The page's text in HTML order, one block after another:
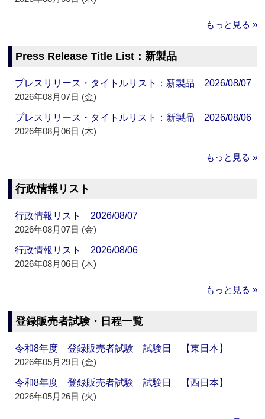
もっと見る »
Press Release Title List：新製品
プレスリリース・タイトルリスト：新製品 2026/08/07
2026年08月07日 (金)
プレスリリース・タイトルリスト：新製品 2026/08/06
2026年08月06日 (木)
もっと見る »
行政情報リスト
行政情報リスト 2026/08/07
2026年08月07日 (金)
行政情報リスト 2026/08/06
2026年08月06日 (木)
もっと見る »
登録販売者試験・日程一覧
令和8年度 登録販売者試験 試験日 【東日本】
2026年05月29日 (金)
令和8年度 登録販売者試験 試験日 【西日本】
2026年05月26日 (火)